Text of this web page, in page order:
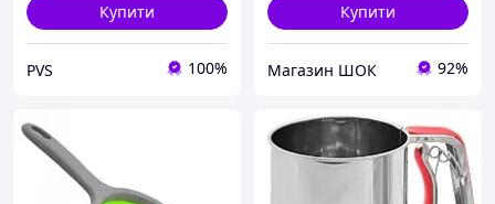
Купити
PVS 100%
Купити
Магазин ШОК 92%